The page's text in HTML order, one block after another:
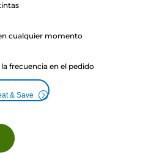
cualquier momento
frecuencia en el pedido
& Save